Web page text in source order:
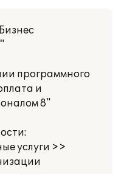
программного
и
8"
услуги >>